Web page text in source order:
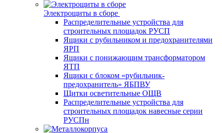
Электрощиты в сборе
Распределительные устройства для
строительных площадок РУСП
Ящики с рубильником и предохранителями
ЯРП
Ящики с понижающим трансформатором
ЯТП
Ящики с блоком «рубильник-
предохранитель» ЯБПВУ
Щитки осветительные ОЩВ
Распределительные устройства для
строительных площадок навесные серии
РУСПн